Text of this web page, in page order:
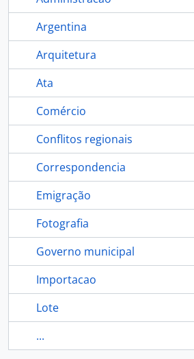
Argentina
Arquitetura
Ata
Comércio
Conflitos regionais
Correspondencia
Emigração
Fotografia
Governo municipal
Importacao
Lote
...